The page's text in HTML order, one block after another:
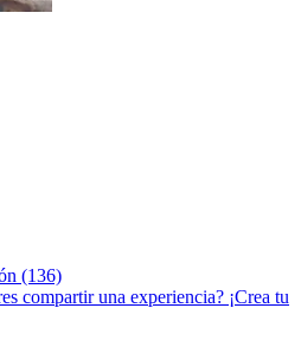
(136)
compartir una experiencia? ¡Crea tu